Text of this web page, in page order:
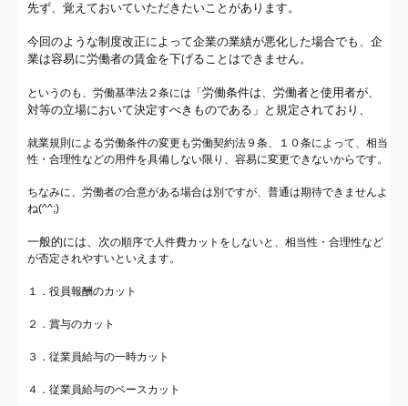
先ず、覚えておいていただきたいことがあります。
今回のような制度改正によって企業の業績が悪化した場合でも、企
業は容易に労働者の賃金を下げることはできません。
というのも、労働基準法２条には「 労働条件は、労働者と使用者が、
対等の立場において決定すべきものである」と規定されており、
就業規則による労働条件の変更も労働契約法９条、１０条によって、相当
性・合理性などの用件を具備しない限り、容易に変更できないからです。
ちなみに、労働者の合意がある場合は別ですが、普通は期待できませんよ
ね(^^;)
一般的には、次の順序で人件費カットをしないと、相当性・合理性など
が否定されやすいといえます。
１．役員報酬のカット
２．賞与のカット
３．従業員給与の一時カット
４．従業員給与のベースカット